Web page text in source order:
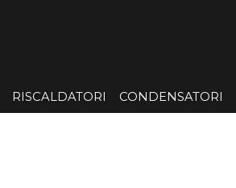
▼
RISCALDATORI ▼
CONDENSATORI